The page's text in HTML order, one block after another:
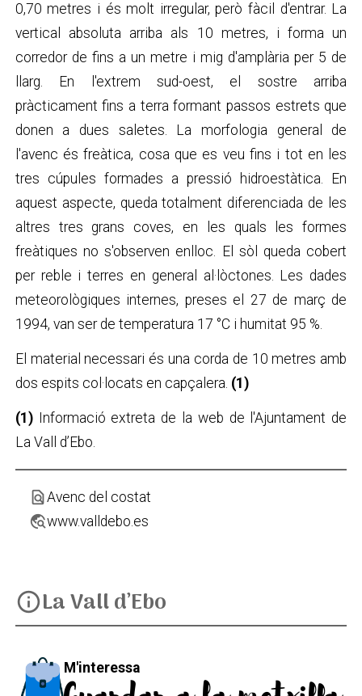
0,70 metres i és molt irregular, però fàcil d'entrar. La
vertical absoluta arriba als 10 metres, i forma un
corredor de fins a un metre i mig d'amplària per 5 de
llarg. En l'extrem sud-oest, el sostre arriba
pràcticament fins a terra formant passos estrets que
donen a dues saletes. La morfologia general de
l'avenc és freàtica, cosa que es veu fins i tot en les
tres cúpules formades a pressió hidroestàtica. En
aquest aspecte, queda totalment diferenciada de les
altres tres grans coves, en les quals les formes
freàtiques no s'observen enlloc. El sòl queda cobert
per reble i terres en general al·lòctones. Les dades
meteorològiques internes, preses el 27 de març de
1994, van ser de temperatura 17 °C i humitat 95 %.
El material necessari és una corda de 10 metres amb
dos espits col·locats en capçalera. (1)
(1)Informació extreta de la web de l'Ajuntament de
La Vall d’Ebo.
find_in_pageAvenc del costat
travel_explorewww.valldebo.es
infoLa Vall d’Ebo
M'interessa